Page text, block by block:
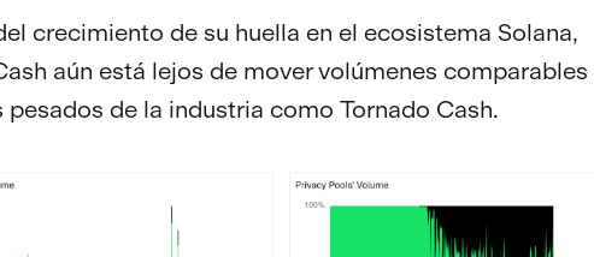
crecimiento de su huella en el ecosistema Solana,
aún está lejos de mover volúmenes comparables
pesados de la industria como Tornado Cash.